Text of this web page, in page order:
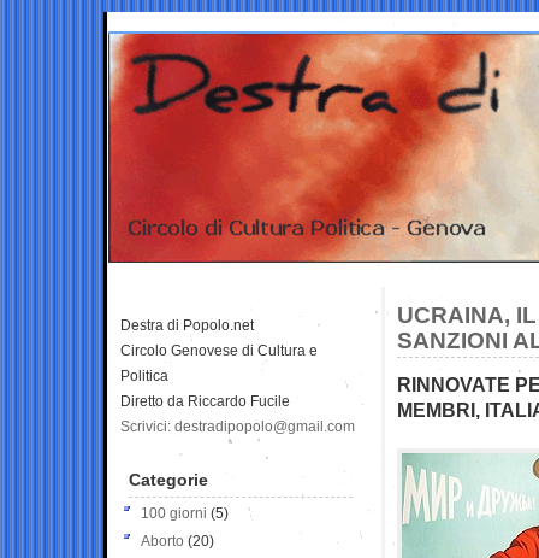
UCRAINA,
SANZIONI
RINNOVATE
MEMBRI,
Destra di Popolo.net
Circolo Genovese di Cultura e
Politica
Diretto da Riccardo Fucile
Scrivici: destradipopolo@gmail.com
Categorie
100 giorni (5)
Aborto (20)